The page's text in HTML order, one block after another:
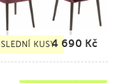
KUSY4 690 Kč